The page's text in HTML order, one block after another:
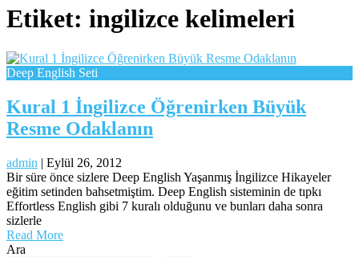
Etiket: ingilizce kelimeleri
Deep English Seti
Kural 1 İngilizce Öğrenirken Büyük
Resme Odaklanın
admin | Eylül 26, 2012
Bir süre önce sizlere Deep English Yaşanmış İngilizce Hikayeler
eğitim setinden bahsetmiştim. Deep English sisteminin de tıpkı
Effortless English gibi 7 kuralı olduğunu ve bunları daha sonra
sizlerle
Read More
Ara